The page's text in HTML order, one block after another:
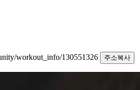
workout_info/130551326
주소복사